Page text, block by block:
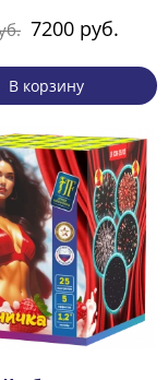
7200 руб.
В корзину